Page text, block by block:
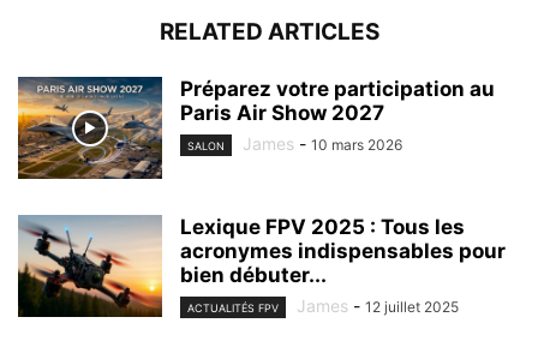
RELATED ARTICLES
Préparez votre participation au
Paris Air Show 2027
SALON James - 10 mars 2026
Lexique FPV 2025 : Tous les
acronymes indispensables pour
bien débuter...
ACTUALITÉS FPV James - 12 juillet 2025